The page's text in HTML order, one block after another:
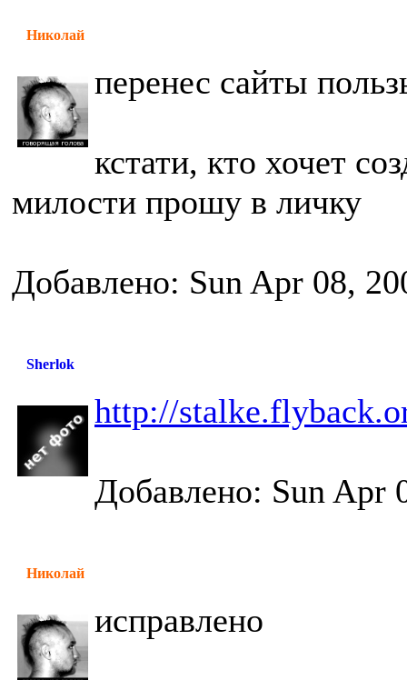
Николай
перенес сайты
кстати, кто хочет
милости прошу в личку
Добавлено: Sun Apr 08,
Sherlok
http://
Добавлено: Sun Apr
Николай
исправлено